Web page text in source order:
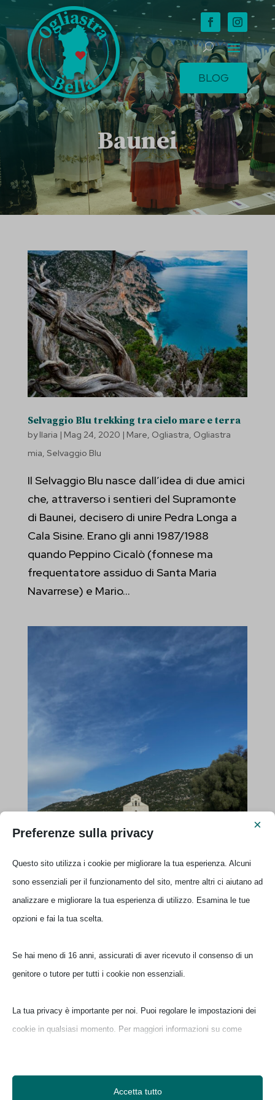
BLOG
Baunei
Selvaggio Blu trekking tra cielo mare e terra
byIlaria | Mag 24, 2020 | Mare, Ogliastra, Ogliastra
mia, Selvaggio Blu
Il Selvaggio Blu nasce dall’idea di due amici
che, attraverso i sentieri del Supramonte
di Baunei, decisero di unire Pedra Longa a
Cala Sisine. Erano gli anni 1987/1988
quando Peppino Cicalò (fonnese ma
frequentatore assiduo di Santa Maria
Navarrese) e Mario...
byIlaria |Apr 7, 2020|Ogliastra,Ogliastra mia
supramonte di Baunei, è obbligatorio
prendere la vecchia...
Preferenze sulla privacy
×
Questo sito utilizza i cookie per migliorare la tua esperienza. Alcuni
sono essenziali per il funzionamento del sito, mentre altri ci aiutano ad
analizzare e migliorare la tua esperienza di utilizzo. Esamina le tue
opzioni e fai la tua scelta.
Se hai meno di 16 anni, assicurati di aver ricevuto il consenso di un
genitore o tutore per tutti i cookie non essenziali.
La tua privacy è importante per noi. Puoi regolare le impostazioni dei
cookie in qualsiasi momento. Per maggiori informazioni su come
Accetta tutto